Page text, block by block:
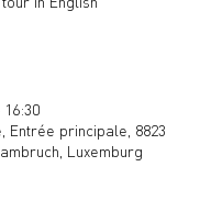
16:30
Entrée principale, 8823
Luxemburg